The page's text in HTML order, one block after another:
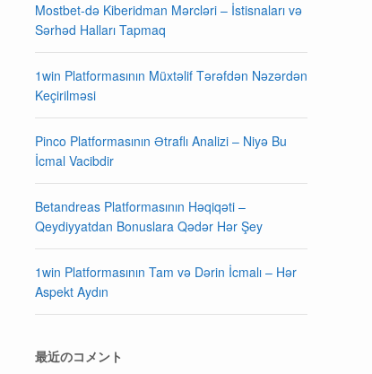
Mostbet-də Kiberidman Mərcləri – İstisnaları və
Sərhəd Halları Tapmaq
1win Platformasının Müxtəlif Tərəfdən Nəzərdən
Keçirilməsi
Pinco Platformasının Ətraflı Analizi – Niyə Bu
İcmal Vacibdir
Betandreas Platformasının Həqiqəti –
Qeydiyyatdan Bonuslara Qədər Hər Şey
1win Platformasının Tam və Dərin İcmalı – Hər
Aspekt Aydın
最近のコメント